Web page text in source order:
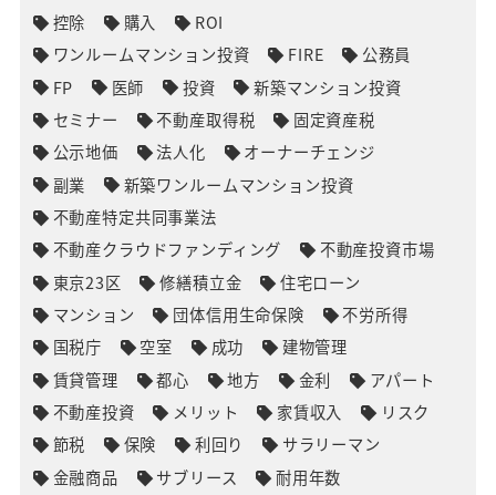
控除
購入
ROI
ワンルームマンション投資
FIRE
公務員
FP
医師 投資
新築マンション投資
セミナー
不動産取得税
固定資産税
公示地価
法人化
オーナーチェンジ
副業
新築ワンルームマンション投資
不動産特定共同事業法
不動産クラウドファンディング
不動産投資市場
東京23区
修繕積立金
住宅ローン
マンション
団体信用生命保険
不労所得
国税庁
空室 成功
建物管理
賃貸管理
都心 地方 金利
アパート
不動産投資
メリット 家賃収入
リスク
節税
保険 利回り
サラリーマン
金融商品
サブリース
耐用年数